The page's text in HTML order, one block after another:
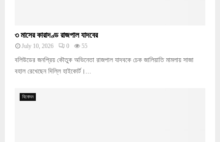
৩ মাসের কারাদণ্ড রাজপাল যাদবের
July 10, 2026 0 55
বলিউডের জনপ্রিয় কৌতুক অভিনেতা রাজপাল যাদবকে চেক জালিয়াতি মামলায় সাজা
বহাল রেখেছেন দিল্লি হাইকোর্ট।...
বিনোদন